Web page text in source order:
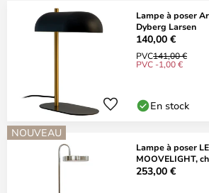
Lampe à poser
Dyberg Larsen
140,00 €
PVC141,00 €
PVC -1,00 €
En stock
NOUVEAU
Lampe à poser
MOOVELIGHT,
Larsen
253,00 €